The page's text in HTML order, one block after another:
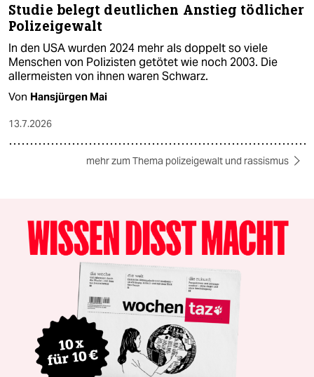
Studie belegt deutlichen Anstieg tödlicher
Polizeigewalt
In den USA wurden 2024 mehr als doppelt so viele
Menschen von Polizisten getötet wie noch 2003. Die
allermeisten von ihnen waren Schwarz.
Von Hansjürgen Mai
13.7.2026
mehr zum Thema polizeigewalt und rassismus